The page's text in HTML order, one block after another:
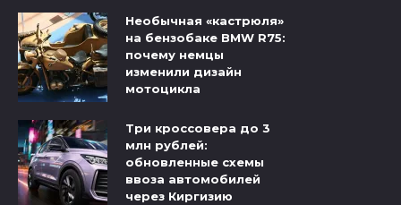
Необычная «кастрюля»
на бензобаке BMW R75:
почему немцы
изменили дизайн
мотоцикла
Три кроссовера до 3
млн рублей:
обновленные схемы
ввоза автомобилей
через Киргизию